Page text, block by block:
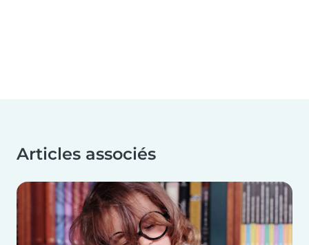
Articles associés